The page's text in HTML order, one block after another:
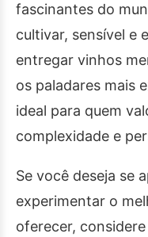
fascinantes do
cultivar, sensível e
entregar vinhos
os paladares mais
ideal para quem
complexidade e
Se você deseja se
experimentar o
oferecer,